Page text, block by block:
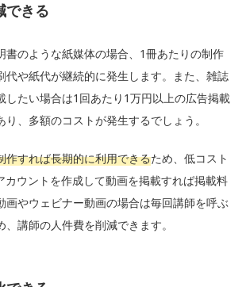
できる
書のような紙媒体の場合、1冊あたりの制作
代や紙代が継続的に発生します。また、雑誌
したい場合は1回あたり1万円以上の広告掲載
、多額のコストが発生するでしょう。
作すれば長期的に利用できるため、低コスト
カウントを作成して動画を掲載すれば掲載料
画やウェビナー動画の場合は毎回講師を呼ぶ
講師の人件費を削減できます。